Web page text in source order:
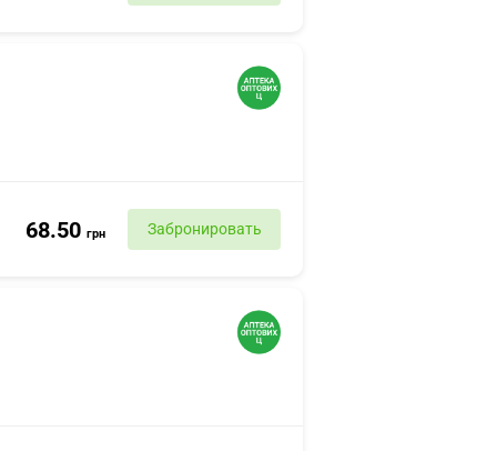
68.50 грн Забронировать